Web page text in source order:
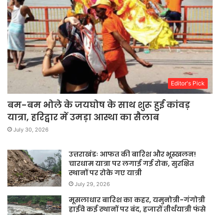
Editor's Pick
बम-बम भोले के जयघोष के साथ शुरू हुई कांवड़
यात्रा, हरिद्वार में उमड़ा आस्था का सैलाब
July 30, 2026
उत्तराखंडः आफत की बारिश और भूस्खलन!
चारधाम यात्रा पर लगाई गई रोक, सुरक्षित
स्थानों पर रोके गए यात्री
July 29, 2026
मूसलाधार बारिश का कहर, यमुनोत्री-गंगोत्री
हाईवे कई स्थानों पर बंद, हजारों तीर्थयात्री फंसे